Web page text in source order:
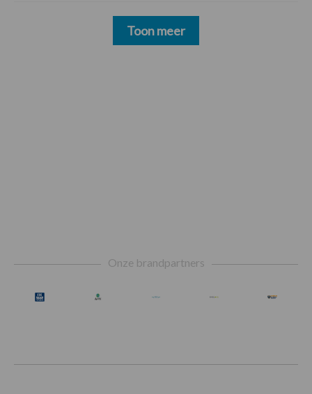
Toon meer
Onze brandpartners